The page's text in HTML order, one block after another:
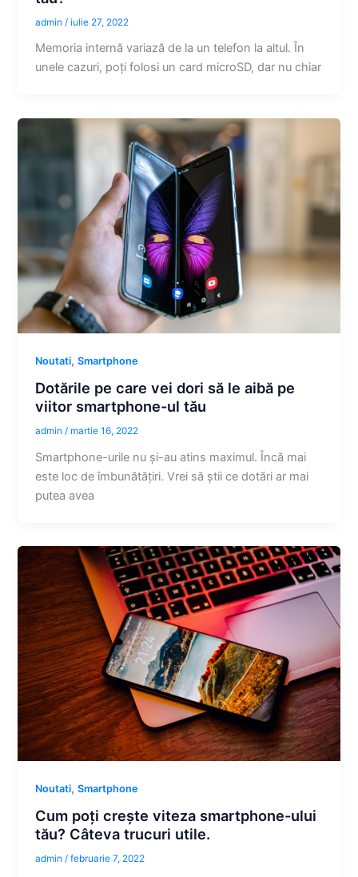
admin /iulie 27, 2022
Memoria internă variază de la un telefon la altul. În
unele cazuri, poți folosi un card microSD, dar nu chiar
Noutati,Smartphone
Dotările pe care vei dori să le aibă pe
viitor smartphone-ul tău
admin/ martie 16, 2022
Smartphone-urile nu și-au atins maximul. Încă mai
este loc de îmbunătățiri. Vrei să știi ce dotări ar mai
putea avea
Noutati,Smartphone
Cum poți crește viteza smartphone-ului
tău? Câteva trucuri utile.
admin/februarie 7, 2022